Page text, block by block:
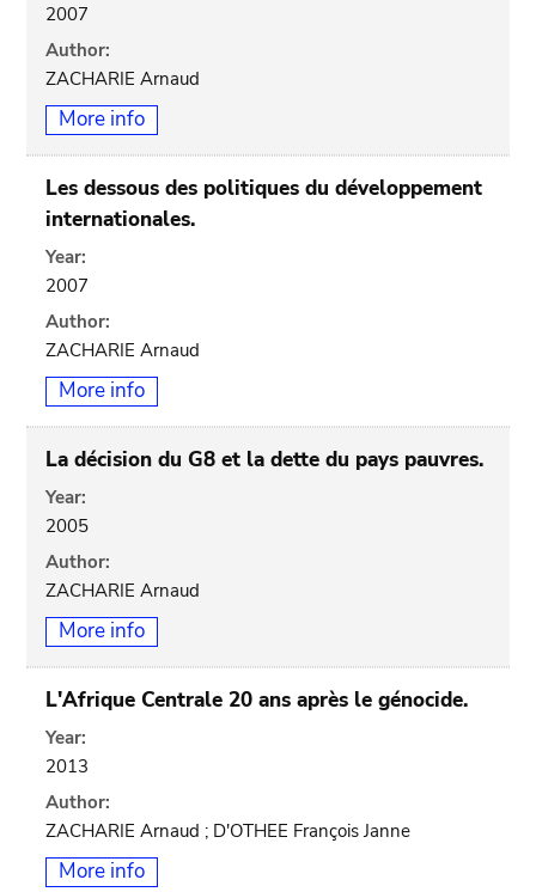
2007
Author:
ZACHARIE Arnaud
More info
Les dessous des politiques du développement
internationales.
Year:
2007
Author:
ZACHARIE Arnaud
More info
La décision du G8 et la dette du pays pauvres.
Year:
2005
Author:
ZACHARIE Arnaud
More info
L'Afrique Centrale 20 ans après le génocide.
Year:
2013
Author:
ZACHARIE Arnaud ; D'OTHEE François Janne
More info